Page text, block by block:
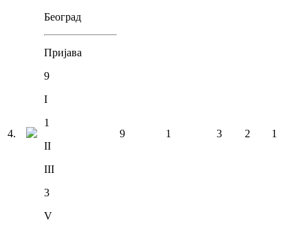
4.
Београд
Пријава
9
I
1
II
III
3
V
9 1 3 2 1